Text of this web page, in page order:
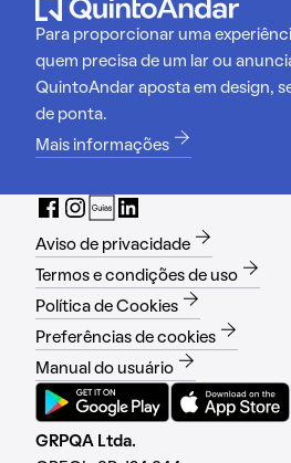
Para proporcionar uma
quem precisa de um lar ou
QuintoAndar aposta em design,
de ponta.
Mais informações
Aviso de privacidade
Termos e condições de uso
Política de Cookies
Preferências de cookies
Manual do usuário
GRPQA Ltda.